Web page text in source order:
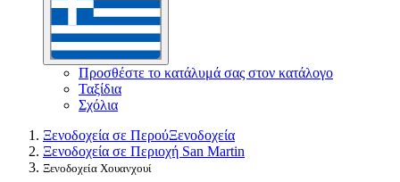
Προσθέστε το κατάλυμά σας στον κατάλογο
Ταξίδια
Σχόλια
Ξενοδοχεία σε ΠερούΞενοδοχεία
Ξενοδοχεία σε Περιοχή San Martin
Ξενοδοχεία Χουανχουί